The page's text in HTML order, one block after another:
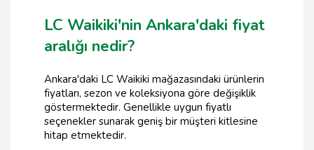
LC Waikiki'nin Ankara'daki fiyat
aralığı nedir?
Ankara'daki LC Waikiki mağazasındaki ürünlerin
fiyatları, sezon ve koleksiyona göre değişiklik
göstermektedir. Genellikle uygun fiyatlı
seçenekler sunarak geniş bir müşteri kitlesine
hitap etmektedir.